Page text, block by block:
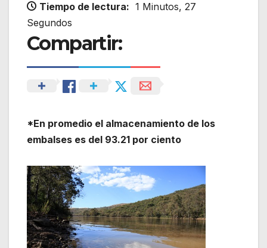
Tiempo de lectura: 1 Minutos, 27
Segundos
Compartir:
*En promedio el almacenamiento de los
embalses es del 93.21 por ciento